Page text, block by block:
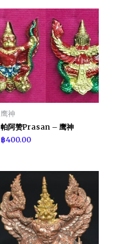
鹰神
帕阿赞Prasan – 鹰神
฿400.00